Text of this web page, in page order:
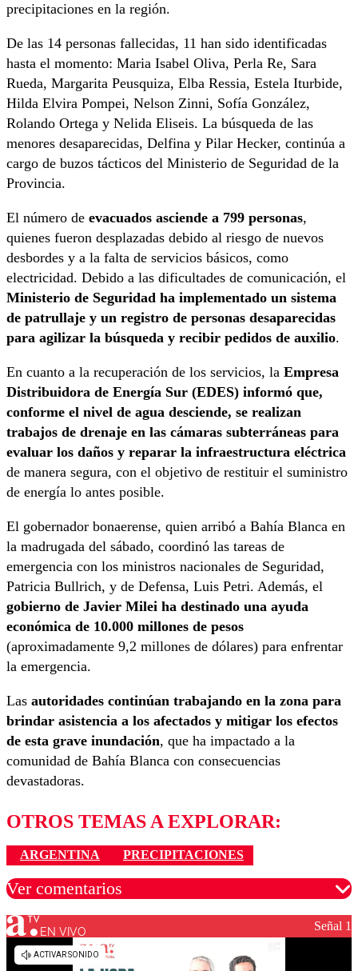
precipitaciones en la región.
De las 14 personas fallecidas, 11 han sido identificadas
hasta el momento: Maria Isabel Oliva, Perla Re, Sara
Rueda, Margarita Peusquiza, Elba Ressia, Estela Iturbide,
Hilda Elvira Pompei, Nelson Zinni, Sofía González,
Rolando Ortega y Nelida Eliseis. La búsqueda de las
menores desaparecidas, Delfina y Pilar Hecker, continúa a
cargo de buzos tácticos del Ministerio de Seguridad de la
Provincia.
El número de evacuados asciende a 799 personas,
quienes fueron desplazadas debido al riesgo de nuevos
desbordes y a la falta de servicios básicos, como
electricidad. Debido a las dificultades de comunicación, el
Ministerio de Seguridad ha implementado un sistema
de patrullaje y un registro de personas desaparecidas
para agilizar la búsqueda y recibir pedidos de auxilio.
En cuanto a la recuperación de los servicios, la Empresa
Distribuidora de Energía Sur (EDES) informó que,
conforme el nivel de agua desciende, se realizan
trabajos de drenaje en las cámaras subterráneas para
evaluar los daños y reparar la infraestructura eléctrica
de manera segura, con el objetivo de restituir el suministro
de energía lo antes posible.
El gobernador bonaerense, quien arribó a Bahía Blanca en
la madrugada del sábado, coordinó las tareas de
emergencia con los ministros nacionales de Seguridad,
Patricia Bullrich, y de Defensa, Luis Petri. Además, el
gobierno de Javier Milei ha destinado una ayuda
económica de 10.000 millones de pesos
(aproximadamente 9,2 millones de dólares) para enfrentar
la emergencia.
Las autoridades continúan trabajando en la zona para
brindar asistencia a los afectados y mitigar los efectos
de esta grave inundación, que ha impactado a la
comunidad de Bahía Blanca con consecuencias
devastadoras.
OTROS TEMAS A EXPLORAR:
ARGENTINA PRECIPITACIONES
Ver comentarios
Los comentarios son moderados para garantizar un
diálogo respetuoso.
EN VIVO Señal 1